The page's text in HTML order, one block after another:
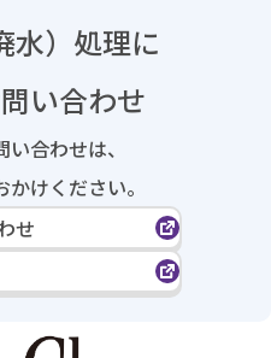
水）処理に
い合わせ
合わせは、
けください。
せ